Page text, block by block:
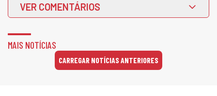
VER COMENTÁRIOS
MAIS NOTÍCIAS
CARREGAR NOTÍCIAS ANTERIORES